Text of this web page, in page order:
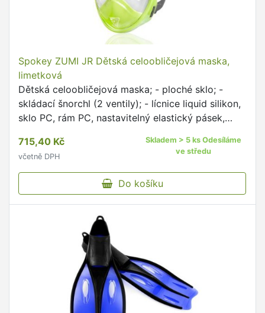
Spokey ZUMI JR Dětská celoobličejová maska,
limetková
Dětská celoobličejová maska; - ploché sklo; -
skládací šnorchl (2 ventily); - lícnice liquid silikon,
sklo PC, rám PC, nastavitelný elastický pásek,
715,40 Kč
včetně DPH
Skladem > 5 ks Odesíláme
ve středu
Do košíku